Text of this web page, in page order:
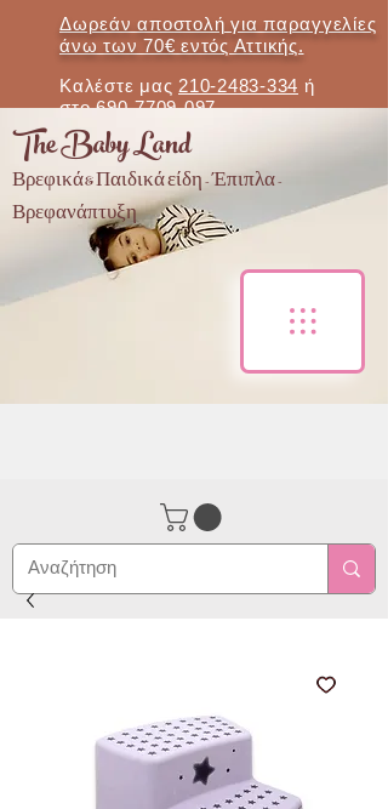
Δωρεάν αποστολή για παραγγελίες
άνω των 70€ εντός Αττικής.
Καλέστε μας 210-2483-334 ή
στο690-7709-097
The Baby Land
Βρεφικά & Παιδικά είδη - Έπιπλα -
Βρεφανάπτυξη